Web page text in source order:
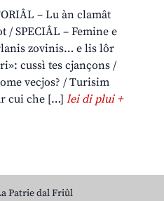
– Lu àn clamât
/ SPECIÂL – Femine e
zovinis… e lis lôr
cussì tes cjançons /
vecjos? / Turisim
cui che […] lei di plui +
Patrie dal Friûl